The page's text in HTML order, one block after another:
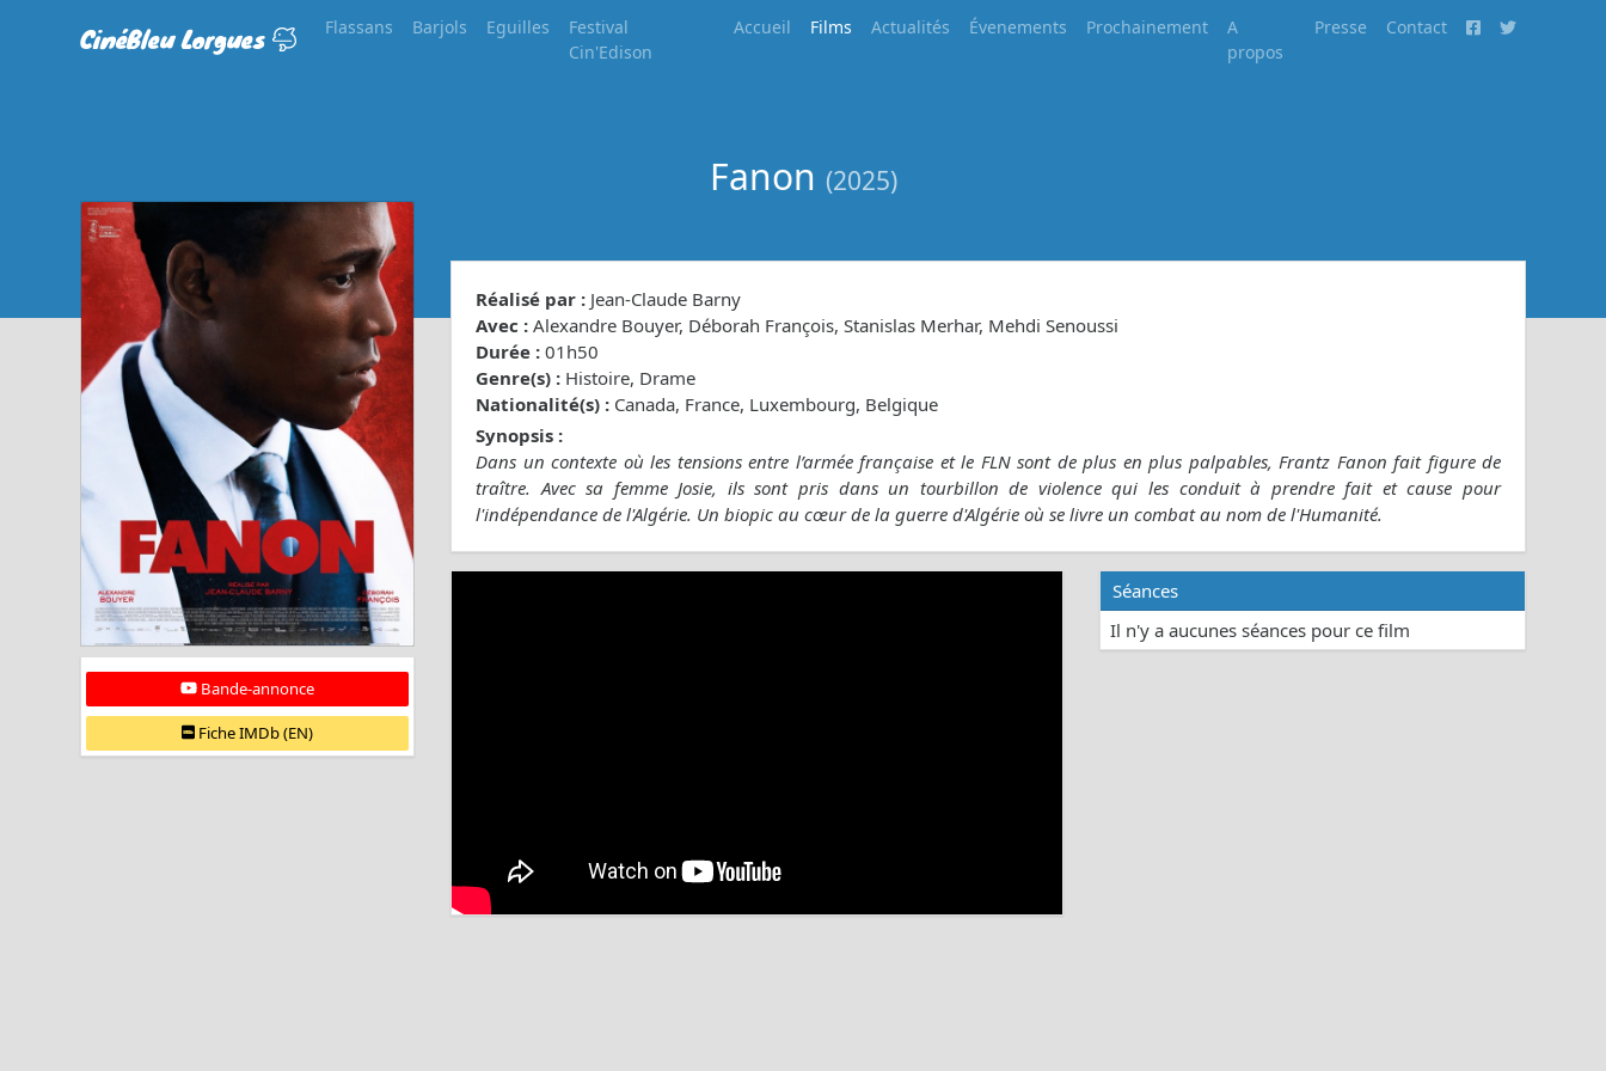
CinéBleu Lorgues Flassans Barjols Eguilles
Festival
Cin'Edison
Accueil Films Actualités Évenements Prochainement
A
propos
Presse Contact
Fanon (2025)
Bande-annonce
Fiche IMDb (EN)
Réalisé par : Jean-Claude Barny
Avec : Alexandre Bouyer, Déborah François, Stanislas Merhar, Mehdi Senoussi
Durée : 01h50
Genre(s) : Histoire, Drame
Nationalité(s) : Canada, France, Luxembourg, Belgique
Synopsis :
Dans un contexte où les tensions entre l’armée française et le FLN sont de plus en plus palpables, Frantz Fanon fait figure de
traître. Avec sa femme Josie, ils sont pris dans un tourbillon de violence qui les conduit à prendre fait et cause pour
l'indépendance de l'Algérie. Un biopic au cœur de la guerre d'Algérie où se livre un combat au nom de l'Humanité.
Séances
Il n'y a aucunes séances pour ce film